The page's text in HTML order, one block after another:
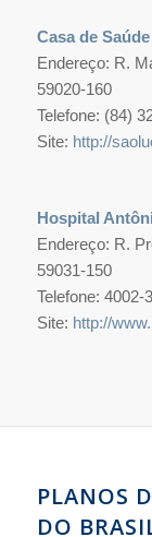
Casa de
Endereço: R.
59020-160
Telefone: (84)
Site: http://
Hospital
Endereço: R.
59031-150
Telefone: 4002-
Site: http://
PLANOS
DO